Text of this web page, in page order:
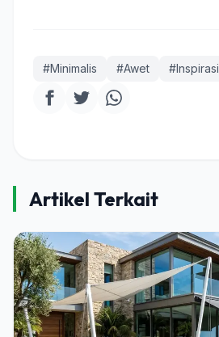
#Minimalis #Awet #Inspirasi
Artikel Terkait